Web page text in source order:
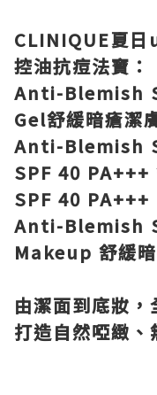
CLINIQUE夏日
控油抗痘法寶：
Anti-Blemish
Gel舒緩暗瘡潔
Anti-Blemish
SPF 40 PA+++
SPF 40 PA+++
Anti-Blemish
Makeup 舒緩
由潔面到底妝，
打造自然啞緻、